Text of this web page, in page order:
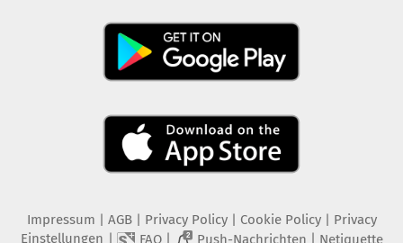
Impressum AGB Privacy Policy| Cookie Policy| Privacy
Einstellungen
FAQ| 2 Push-Nachrichten Netiquette